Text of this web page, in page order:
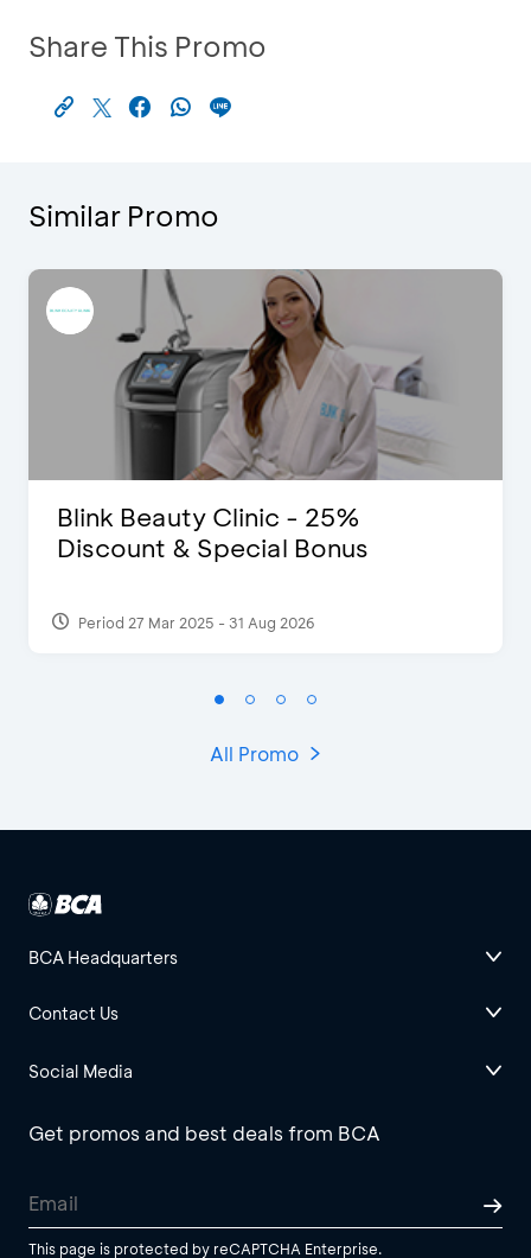
Share This Promo
Similar Promo
Blink Beauty Clinic - 25%
Discount & Special Bonus
Period 27 Mar 2025 - 31 Aug 2026
All Promo
BCA Headquarters
Contact Us
Social Media
Get promos and best deals from BCA
This page is protected by reCAPTCHA Enterprise.